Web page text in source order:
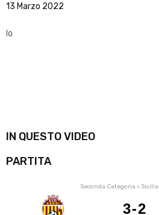
13 Marzo 2022
lo
IN QUESTO VIDEO
PARTITA
Seconda Categoria > Sicilia
3-2